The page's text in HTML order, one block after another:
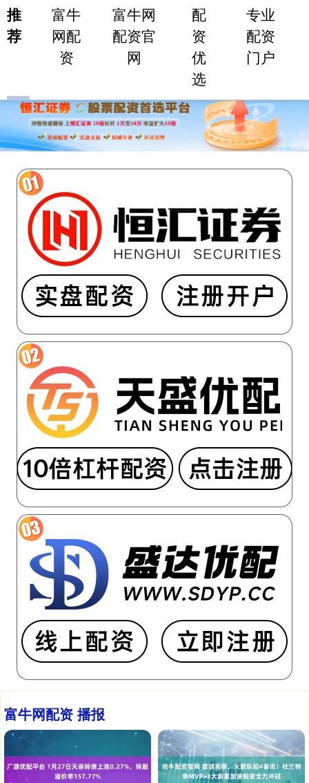
富牛网配资 播报
推
荐
富牛
网配
资
富牛网
配资官
网
配
资
优
选
专业
配资
门户